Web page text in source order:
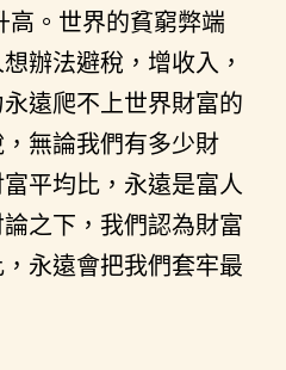
高。世界的貧窮弊端
辦法避稅，增收入，
遠爬不上世界財富的
無論我們有多少財
平均比，永遠是富人
之下，我們認為財富
永遠會把我們套牢最